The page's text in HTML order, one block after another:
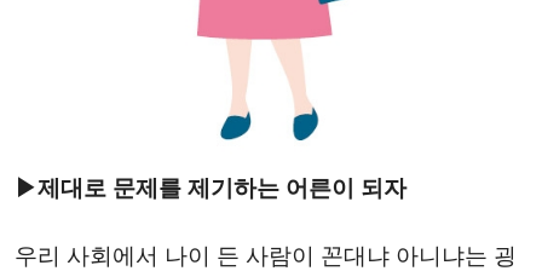
▶제대로 문제를 제기하는 어른이 되자
우리 사회에서 나이 든 사람이 꼰대냐 아니냐는 굉